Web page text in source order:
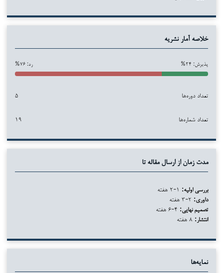
خلاصه آمار نشریه
پذیرش: ۲۴% رد: ۷۶%
تعداد دوره‌ها ۵
تعداد شماره‌ها ۱۹
مدت زمان از ارسال مقاله تا
بررسی اولیه:
داوری:
تصمیم نهایی:
انتشار:
نمایه‌ها